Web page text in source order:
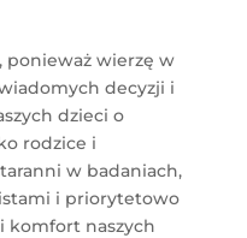
ponieważ wierzę w
decyzji i
dzieci o
rodzice i
w badaniach,
i priorytetowo
komfort naszych